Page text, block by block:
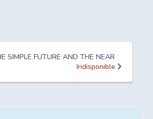
SIMPLE FUTURE AND THE NEAR
Indisponible